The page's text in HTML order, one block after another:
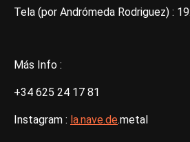
Tela (por Andrómeda Rodriguez) :
Más Info :
+34 625 24 17 81
Instagram : la.nave.de.metal